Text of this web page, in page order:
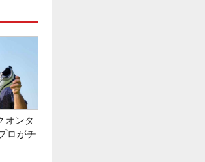
オンタ
ロがチ